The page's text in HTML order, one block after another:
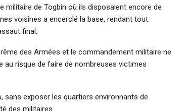
militaire de Togbin où ils disposaient encore de
voisines a encerclé la base, rendant tout
final.
des Armées et le commandement militaire ne
au risque de faire de nombreuses victimes
sans exposer les quartiers environnants de
des militaires.